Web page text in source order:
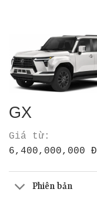
GX
Giá từ:
6,400,000,000 Đ
Phiên bản